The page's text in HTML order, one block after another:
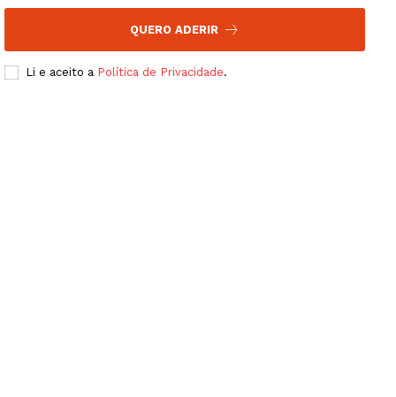
Grande Entrevista
QUERO ADERIR
Li e aceito a Política de Privacidade.